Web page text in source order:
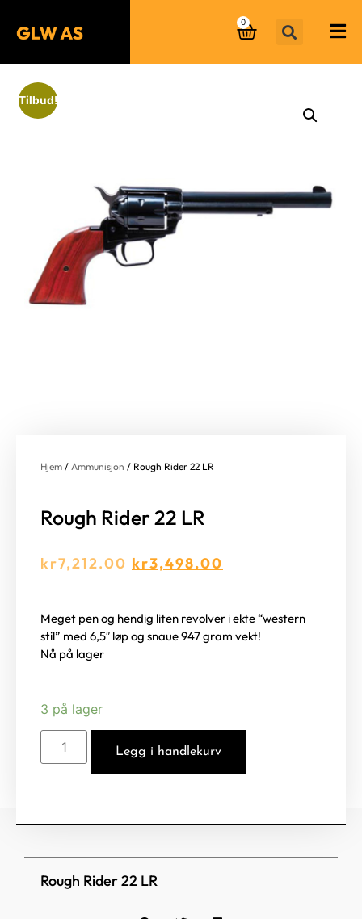
0
Tilbud!
Hjem / Ammunisjon / Rough Rider 22 LR
Rough Rider 22 LR
kr7,212.00 kr3,498.00
Meget pen og hendig liten revolver i ekte “western
stil” med 6,5″ løp og snaue 947 gram vekt!
Nå på lager
3 på lager
Legg i handlekurv
Rough Rider 22 LR